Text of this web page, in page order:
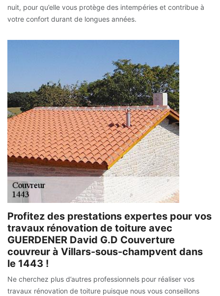
nuit, pour qu’elle vous protège des intempéries et contribue à
votre confort durant de longues années.
Profitez des prestations expertes pour vos
travaux rénovation de toiture avec
GUERDENER David G.D Couverture
couvreur à Villars-sous-champvent dans
le 1443 !
Ne cherchez plus d’autres professionnels pour réaliser vos
travaux rénovation de toiture puisque nous vous conseillons